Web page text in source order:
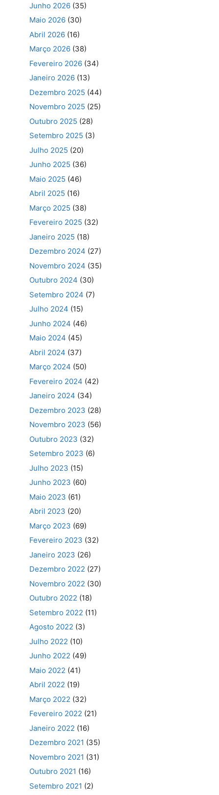
Junho 2026 (35)
Maio 2026 (30)
Abril 2026 (16)
Março 2026 (38)
Fevereiro 2026 (34)
Janeiro 2026 (13)
Dezembro 2025 (44)
Novembro 2025 (25)
Outubro 2025 (28)
Setembro 2025 (3)
Julho 2025 (20)
Junho 2025 (36)
Maio 2025 (46)
Abril 2025 (16)
Março 2025 (38)
Fevereiro 2025 (32)
Janeiro 2025 (18)
Dezembro 2024 (27)
Novembro 2024 (35)
Outubro 2024 (30)
Setembro 2024 (7)
Julho 2024 (15)
Junho 2024 (46)
Maio 2024 (45)
Abril 2024 (37)
Março 2024 (50)
Fevereiro 2024 (42)
Janeiro 2024 (34)
Dezembro 2023 (28)
Novembro 2023 (56)
Outubro 2023 (32)
Setembro 2023 (6)
Julho 2023 (15)
Junho 2023 (60)
Maio 2023 (61)
Abril 2023 (20)
Março 2023 (69)
Fevereiro 2023 (32)
Janeiro 2023 (26)
Dezembro 2022 (27)
Novembro 2022 (30)
Outubro 2022 (18)
Setembro 2022 (11)
Agosto 2022 (3)
Julho 2022 (10)
Junho 2022 (49)
Maio 2022 (41)
Abril 2022 (19)
Março 2022 (32)
Fevereiro 2022 (21)
Janeiro 2022 (16)
Dezembro 2021 (35)
Novembro 2021 (31)
Outubro 2021 (16)
Setembro 2021 (2)